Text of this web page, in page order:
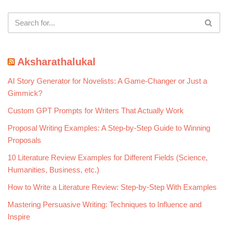
Aksharathalukal
AI Story Generator for Novelists: A Game-Changer or Just a
Gimmick?
Custom GPT Prompts for Writers That Actually Work
Proposal Writing Examples: A Step-by-Step Guide to Winning
Proposals
10 Literature Review Examples for Different Fields (Science,
Humanities, Business, etc.)
How to Write a Literature Review: Step-by-Step With Examples
Mastering Persuasive Writing: Techniques to Influence and
Inspire